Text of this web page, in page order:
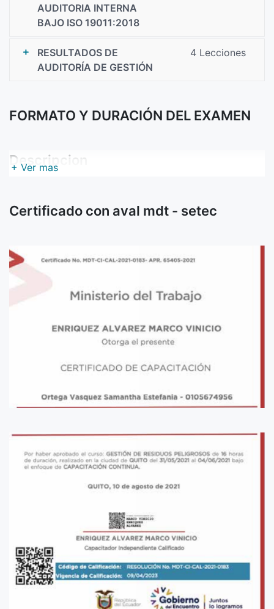
AUDITORIA INTERNA
BAJO ISO 19011:2018
RESULTADOS DE
AUDITORÍA DE GESTIÓN
4 Lecciones
FORMATO Y DURACIÓN DEL EXAMEN
+ Ver mas
Descripcion
Certificado con aval mdt - setec